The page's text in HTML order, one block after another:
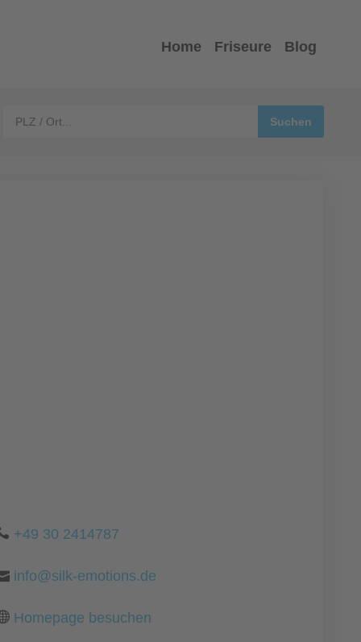
Home Friseure Blog
+49 30 2414787
info@silk-emotions.de
Homepage besuchen